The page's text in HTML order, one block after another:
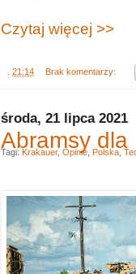
Czytaj więcej >>
21:14 Brak komentarzy:
środa, 21 lipca 2021
Abramsy dla
Tagi: Krakauer, Opinie Polska